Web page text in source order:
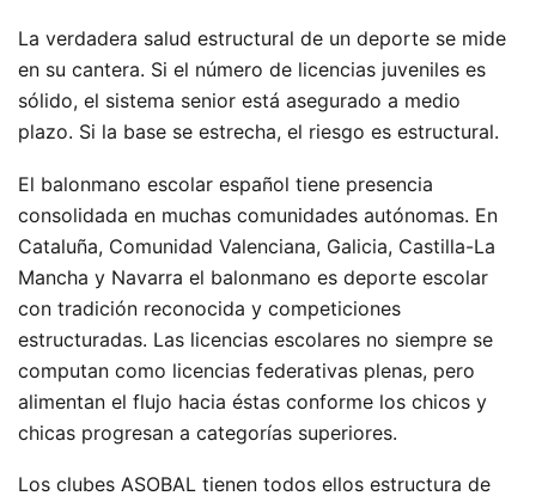
La verdadera salud estructural de un deporte se mide
en su cantera. Si el número de licencias juveniles es
sólido, el sistema senior está asegurado a medio
plazo. Si la base se estrecha, el riesgo es estructural.
El balonmano escolar español tiene presencia
consolidada en muchas comunidades autónomas. En
Cataluña, Comunidad Valenciana, Galicia, Castilla-La
Mancha y Navarra el balonmano es deporte escolar
con tradición reconocida y competiciones
estructuradas. Las licencias escolares no siempre se
computan como licencias federativas plenas, pero
alimentan el flujo hacia éstas conforme los chicos y
chicas progresan a categorías superiores.
Los clubes ASOBAL tienen todos ellos estructura de